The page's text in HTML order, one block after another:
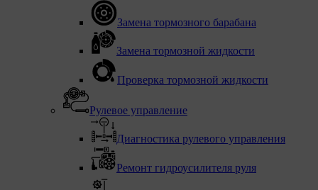
Замена тормозного барабана
Замена тормозной жидкости
Проверка тормозной жидкости
Рулевое управление
Диагностика рулевого управления
Ремонт гидроусилителя руля